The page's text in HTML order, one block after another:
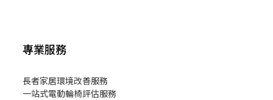
專業服務
長者家居環境改善服務
一站式電動輪椅評估服務